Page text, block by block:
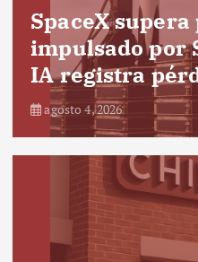
SpaceX
impulsado por
IA registra
agosto 4, 2026